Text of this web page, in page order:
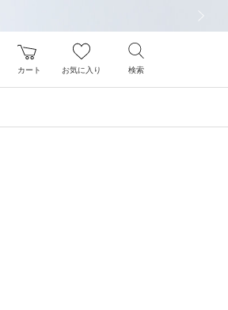
カート お気に入り 検索